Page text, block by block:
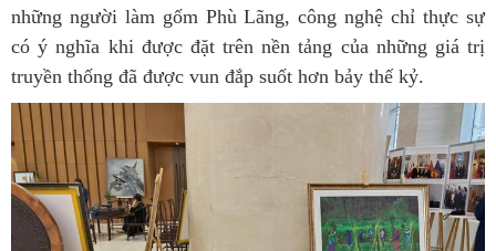
những người làm gốm Phù Lãng, công nghệ chỉ thực sự
có ý nghĩa khi được đặt trên nền tảng của những giá trị
truyền thống đã được vun đắp suốt hơn bảy thế kỷ.